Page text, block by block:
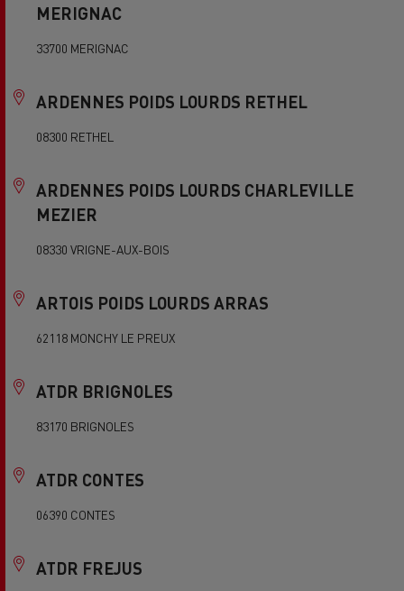
MERIGNAC
33700 MERIGNAC
ARDENNES POIDS LOURDS RETHEL
08300 RETHEL
ARDENNES POIDS LOURDS CHARLEVILLE
MEZIER
08330 VRIGNE-AUX-BOIS
ARTOIS POIDS LOURDS ARRAS
62118 MONCHY LE PREUX
ATDR BRIGNOLES
83170 BRIGNOLES
ATDR CONTES
06390 CONTES
ATDR FREJUS